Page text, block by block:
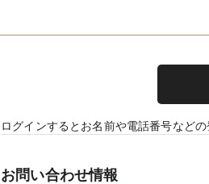
ログインするとお名前や電話番号など
お問い合わせ情報